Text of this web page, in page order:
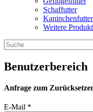
Schaffutter
Kaninchenfutter
Weitere
Benutzerbereich
Anfrage zum
E-Mail *